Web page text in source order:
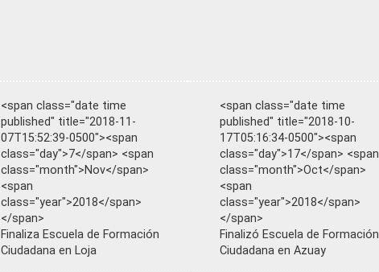
<span class="date time
published" title="2018-11-
07T15:52:39-0500"><span
class="day">7</span> <span
class="month">Nov</span>
<span
class="year">2018</span>
</span>
Finaliza Escuela de Formación
Ciudadana en Loja
<span class="date time
published" title="2018-10-
17T05:16:34-0500"><span
class="day">17</span> <span
class="month">Oct</span>
<span
class="year">2018</span>
</span>
Finalizó Escuela de Formación
Ciudadana en Azuay